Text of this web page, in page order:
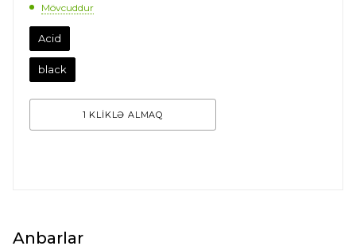
Mövcuddur
Acid
black
1 KLİKLƏ ALMAQ
Anbarlar